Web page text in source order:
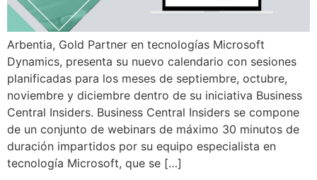
Arbentia, Gold Partner en tecnologías Microsoft
Dynamics, presenta su nuevo calendario con sesiones
planificadas para los meses de septiembre, octubre,
noviembre y diciembre dentro de su iniciativa Business
Central Insiders. Business Central Insiders se compone
de un conjunto de webinars de máximo 30 minutos de
duración impartidos por su equipo especialista en
tecnología Microsoft, que se […]